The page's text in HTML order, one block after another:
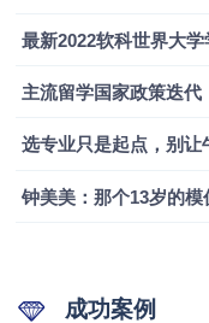
从上海财
融会计硕
恭喜Z同
最新2022软科世界大
主流留学国家政策迭代
选专业只是起点，别
成功案例